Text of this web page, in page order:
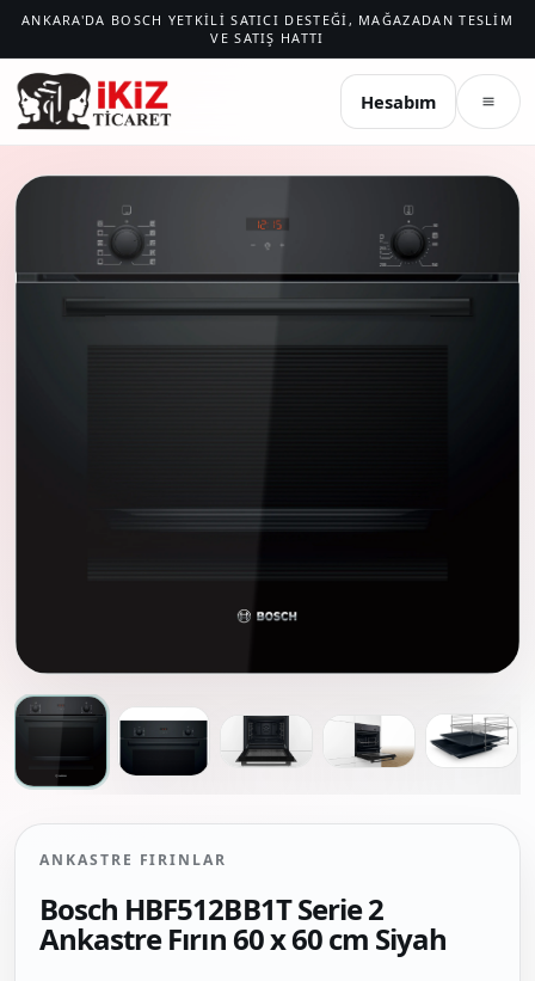
ANKARA'DA BOSCH YETKILI SATICI DESTEĞI, MAĞAZADAN TESLIM
VE SATIŞ HATTI
İKIZ TICARET
Hesabım
ANKASTRE FIRINLAR
Bosch HBF512BB1T Serie 2
Ankastre Fırın 60 x 60 cm Siyah